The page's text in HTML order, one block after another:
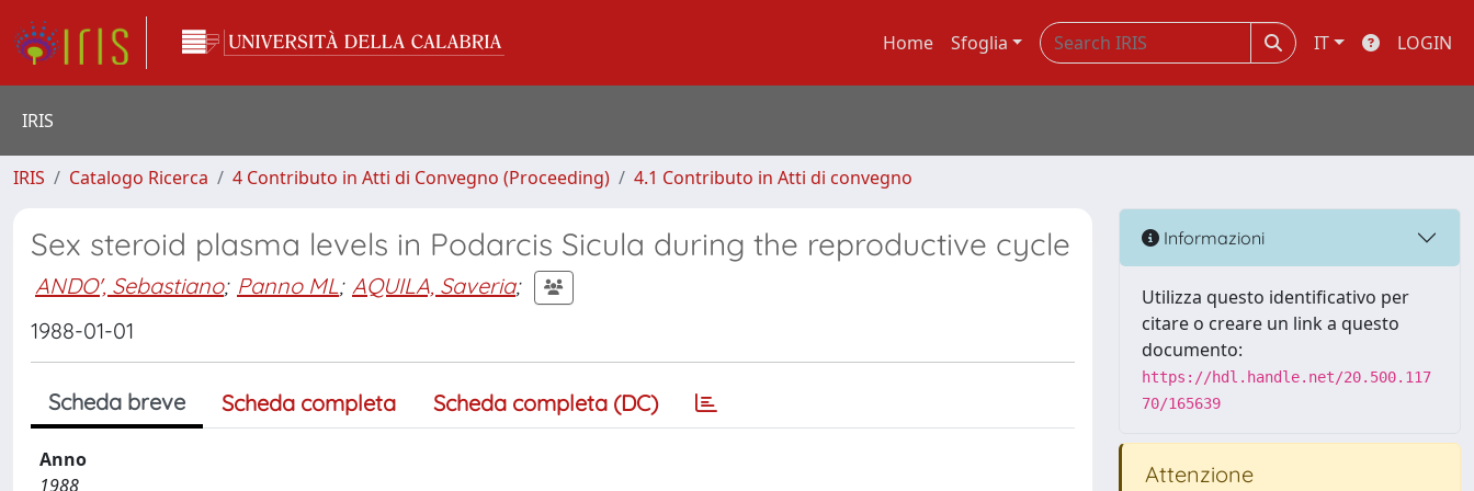
Home Sfoglia IT LOGIN
IRIS
IRIS Catalogo Ricerca 4 Contributo in Atti di Convegno (Proceeding) 4.1 Contributo in Atti di convegno
Sex steroid plasma levels in Podarcis Sicula during the reproductive cycle
ANDO', Sebastiano; Panno ML; AQUILA, Saveria;
1988-01-01
Scheda breve Scheda completa Scheda completa (DC)
Anno
1988
Informazioni
Utilizza questo identificativo per
citare o creare un link a questo
documento:
https://hdl.handle.net/20.500.117
70/165639
Attenzione